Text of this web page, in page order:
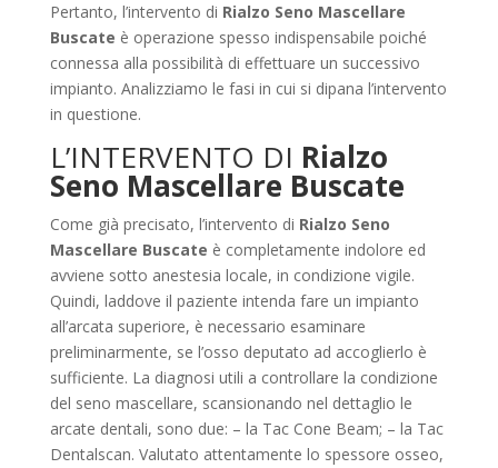
Pertanto, l’intervento di Rialzo Seno Mascellare
Buscate è operazione spesso indispensabile poiché
connessa alla possibilità di effettuare un successivo
impianto. Analizziamo le fasi in cui si dipana l’intervento
in questione.
L’INTERVENTO DI Rialzo
Seno Mascellare Buscate
Come già precisato, l’intervento di Rialzo Seno
Mascellare Buscate è completamente indolore ed
avviene sotto anestesia locale, in condizione vigile.
Quindi, laddove il paziente intenda fare un impianto
all’arcata superiore, è necessario esaminare
preliminarmente, se l’osso deputato ad accoglierlo è
sufficiente. La diagnosi utili a controllare la condizione
del seno mascellare, scansionando nel dettaglio le
arcate dentali, sono due: – la Tac Cone Beam; – la Tac
Dentalscan. Valutato attentamente lo spessore osseo,